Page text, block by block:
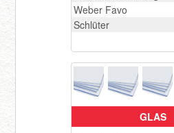
Weber Favo
Schlüter
GLAS